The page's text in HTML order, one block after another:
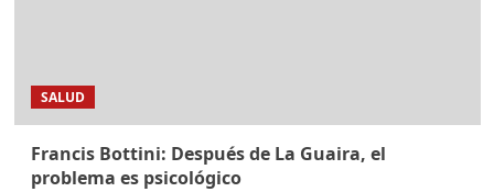
SALUD
Francis Bottini: Después de La Guaira, el
problema es psicológico